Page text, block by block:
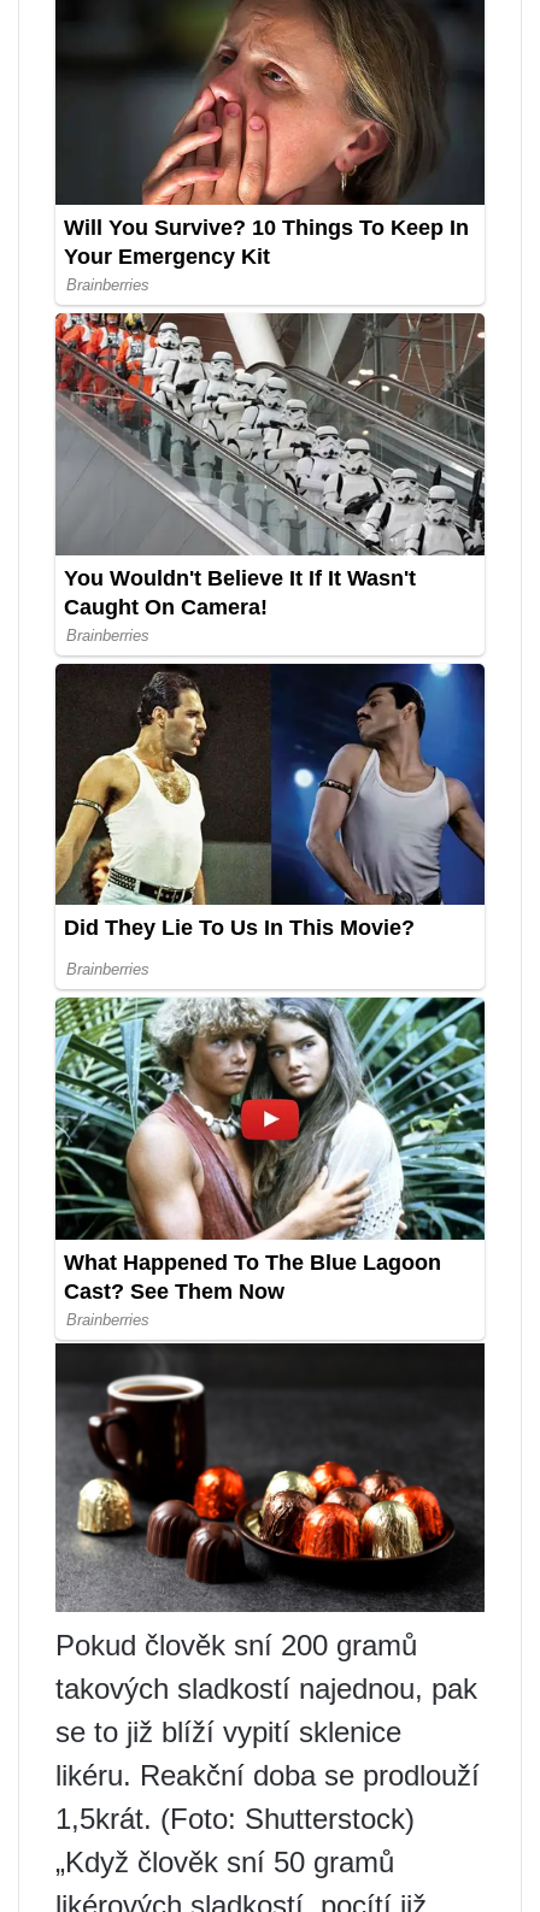
Pokud člověk sní 200 gramů
takových sladkostí najednou, pak
se to již blíží vypití sklenice
likéru. Reakční doba se prodlouží
1,5krát. (Foto: Shutterstock)
„Když člověk sní 50 gramů
likérových sladkostí, pocítí již